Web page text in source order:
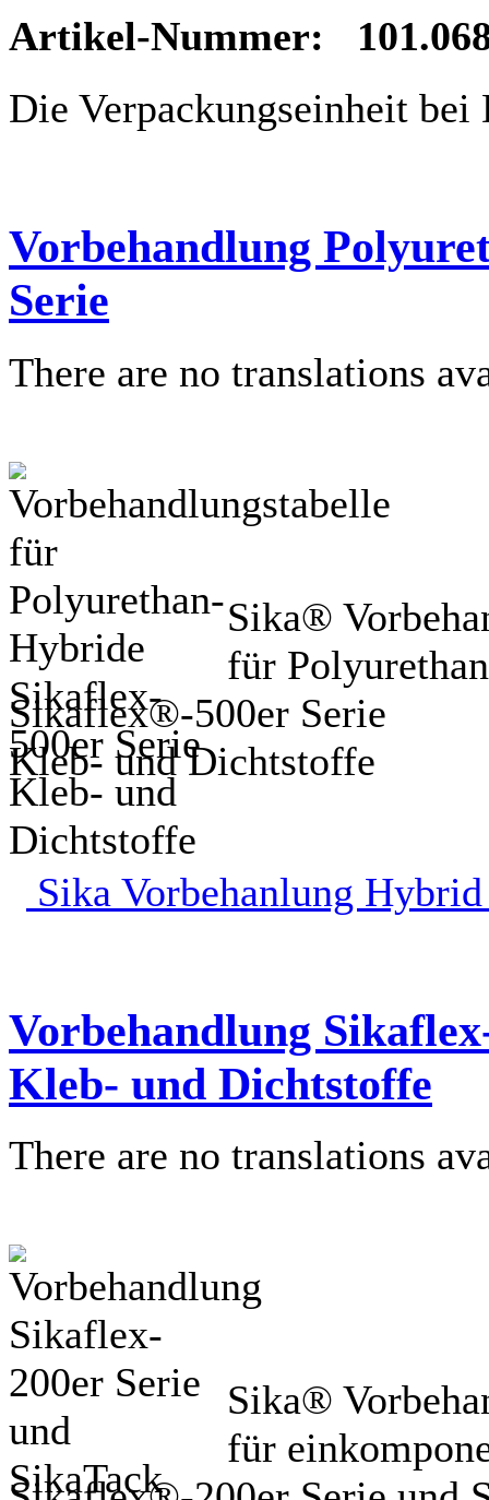
Artikel-Nummer:
Die Verpackungseinheit
Vorbehandlung
Serie
There are no translations
Sika®
für
Sikaflex®-500er Serie
Kleb- und Dichtstoffe
Sika Vorbehanlung
Vorbehandlung
Kleb- und Dichtstoffe
There are no translations
Sika®
für